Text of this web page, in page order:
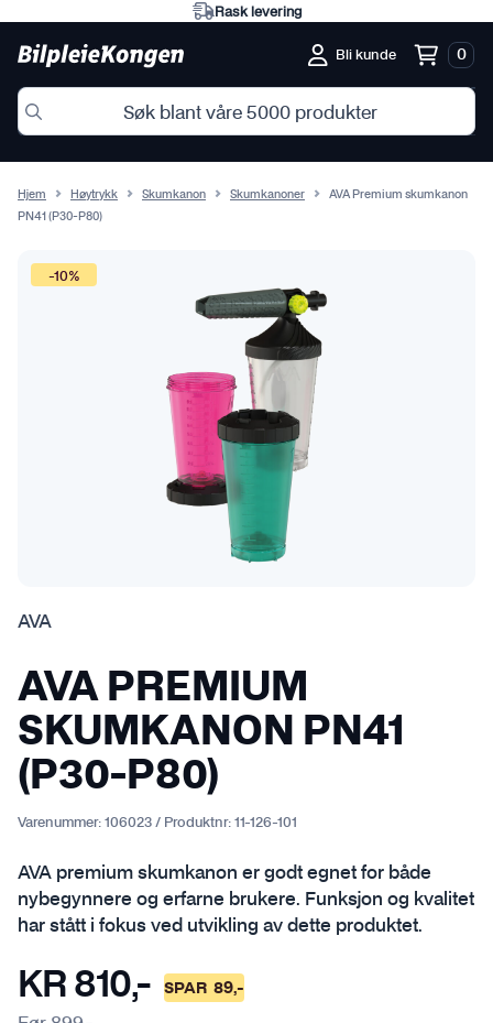
Rask levering
Bli kunde 0
Hjem Høytrykk Skumkanon Skumkanoner
AVA Premium skumkanon
PN41 (P30-P80)
-10%
AVA
AVA PREMIUM
SKUMKANON PN41
(P30-P80)
Varenummer: 106023 / Produktnr: 11-126-101
AVA premium skumkanon er godt egnet for både
nybegynnere og erfarne brukere. Funksjon og kvalitet
har stått i fokus ved utvikling av dette produktet.
KR 810,- SPAR 89,-